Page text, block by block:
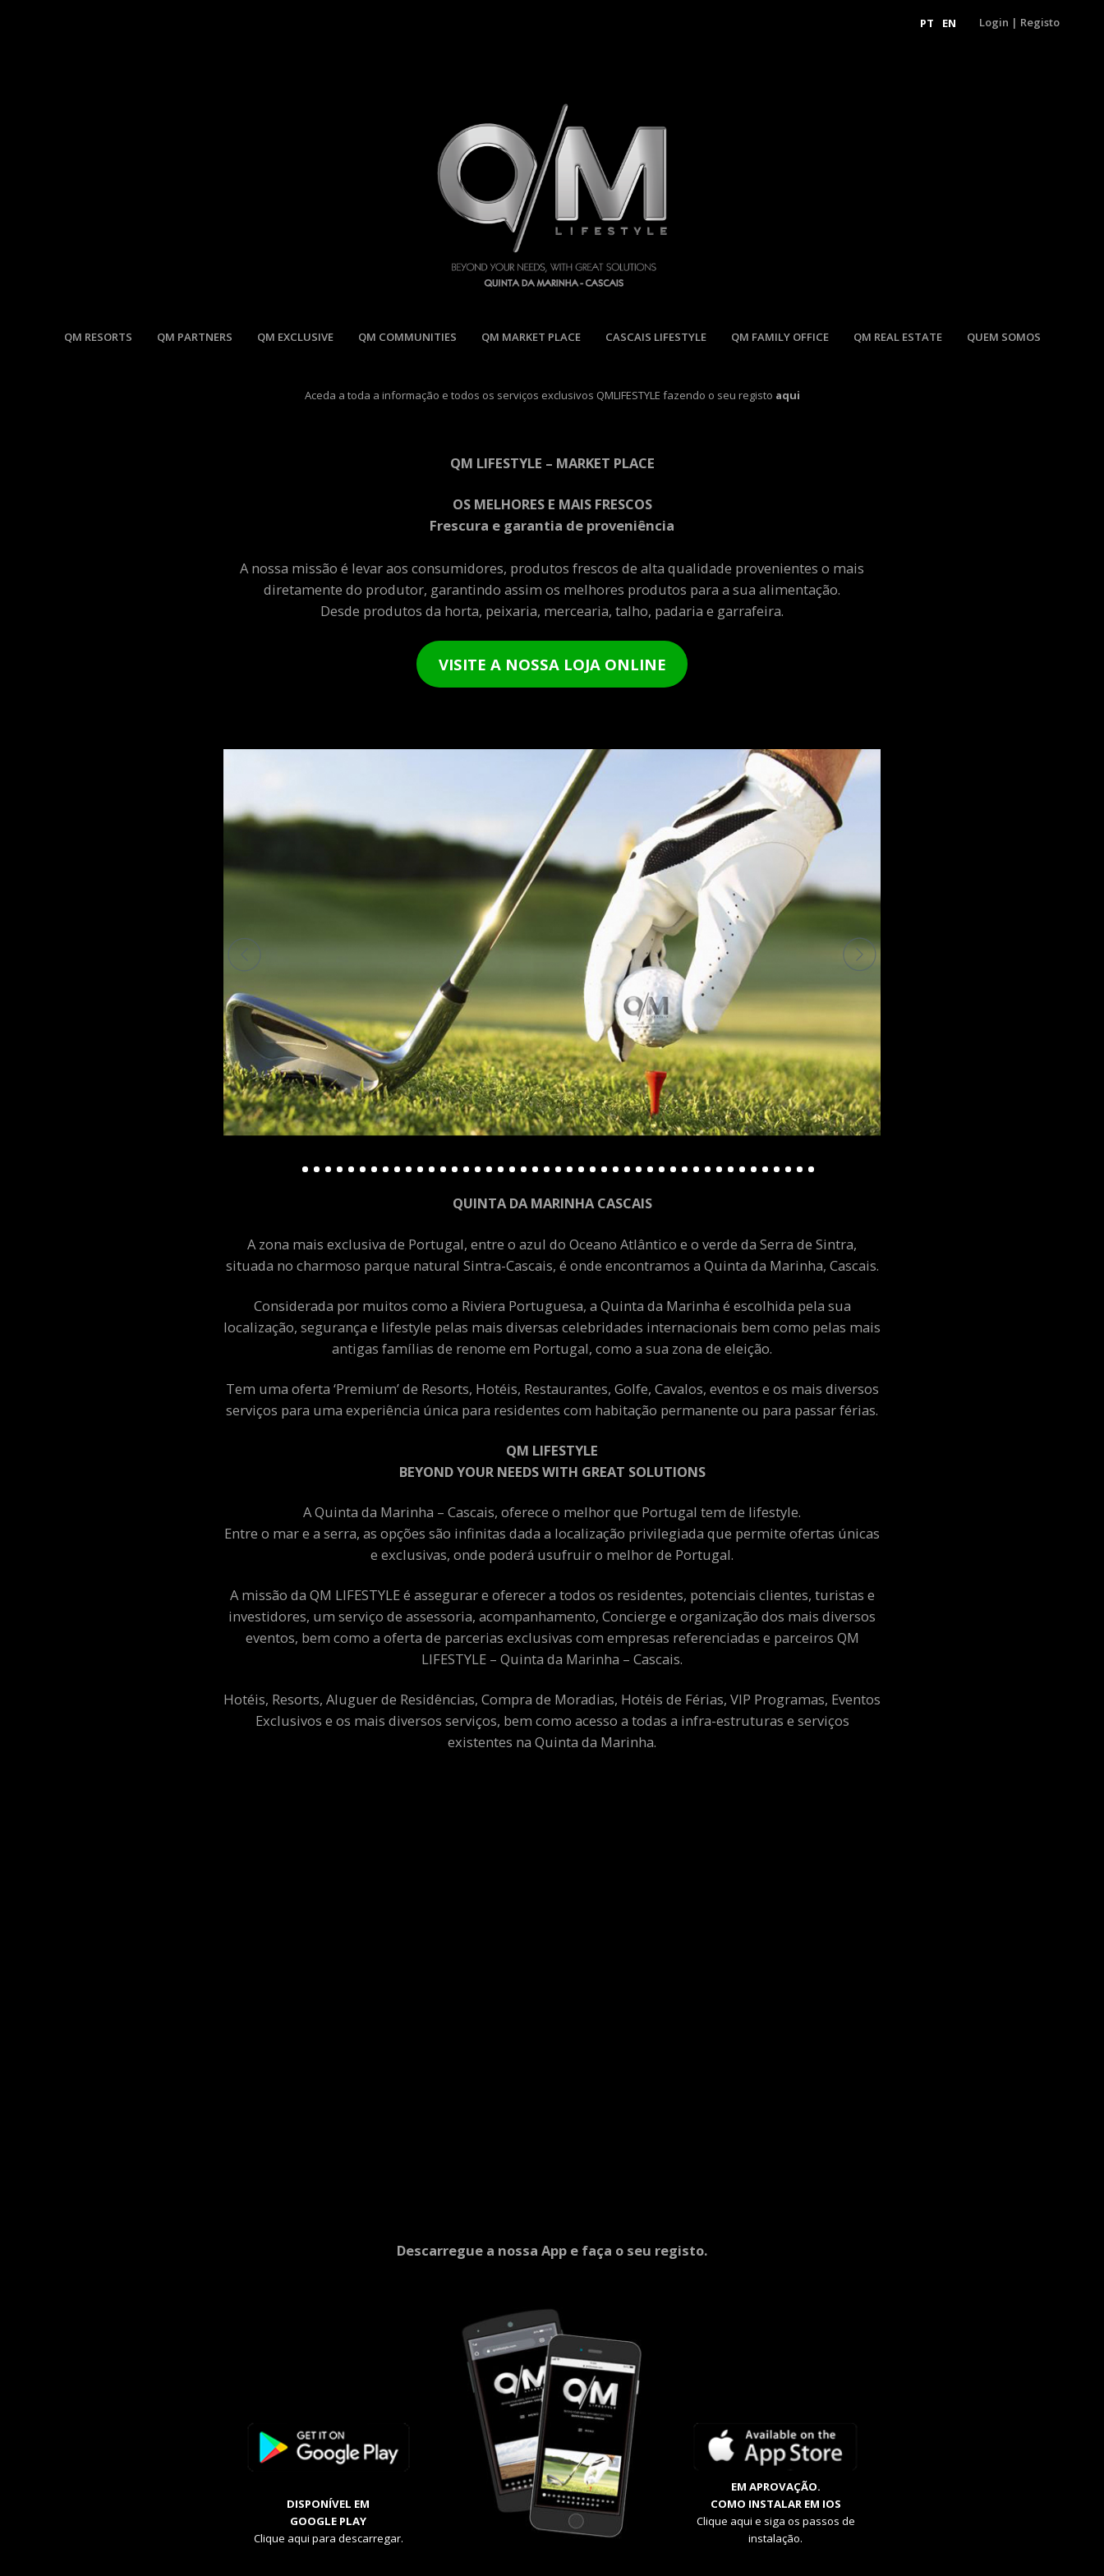
PT EN Login | Registo
QM RESORTS QM PARTNERS QM EXCLUSIVE QM COMMUNITIES QM MARKET PLACE CASCAIS LIFESTYLE QM FAMILY OFFICE QM REAL ESTATE QUEM SOMOS
Aceda a toda a informação e todos os serviços exclusivos QMLIFESTYLE fazendo o seu registo aqui
QM LIFESTYLE – MARKET PLACE
OS MELHORES E MAIS FRESCOS
Frescura e garantia de proveniência
A nossa missão é levar aos consumidores, produtos frescos de alta qualidade provenientes o mais
diretamente do produtor, garantindo assim os melhores produtos para a sua alimentação.
Desde produtos da horta, peixaria, mercearia, talho, padaria e garrafeira.
VISITE A NOSSA LOJA ONLINE
QUINTA DA MARINHA CASCAIS
A zona mais exclusiva de Portugal, entre o azul do Oceano Atlântico e o verde da Serra de Sintra,
situada no charmoso parque natural Sintra-Cascais, é onde encontramos a Quinta da Marinha, Cascais.
Considerada por muitos como a Riviera Portuguesa, a Quinta da Marinha é escolhida pela sua
localização, segurança e lifestyle pelas mais diversas celebridades internacionais bem como pelas mais
antigas famílias de renome em Portugal, como a sua zona de eleição.
Tem uma oferta ‘Premium’ de Resorts, Hotéis, Restaurantes, Golfe, Cavalos, eventos e os mais diversos
serviços para uma experiência única para residentes com habitação permanente ou para passar férias.
QM LIFESTYLE
BEYOND YOUR NEEDS WITH GREAT SOLUTIONS
A Quinta da Marinha – Cascais, oferece o melhor que Portugal tem de lifestyle.
Entre o mar e a serra, as opções são infinitas dada a localização privilegiada que permite ofertas únicas
e exclusivas, onde poderá usufruir o melhor de Portugal.
A missão da QM LIFESTYLE é assegurar e oferecer a todos os residentes, potenciais clientes, turistas e
investidores, um serviço de assessoria, acompanhamento, Concierge e organização dos mais diversos
eventos, bem como a oferta de parcerias exclusivas com empresas referenciadas e parceiros QM
LIFESTYLE – Quinta da Marinha – Cascais.
Hotéis, Resorts, Aluguer de Residências, Compra de Moradias, Hotéis de Férias, VIP Programas, Eventos
Exclusivos e os mais diversos serviços, bem como acesso a todas a infra-estruturas e serviços
existentes na Quinta da Marinha.
Descarregue a nossa App e faça o seu registo.
DISPONÍVEL EM
GOOGLE PLAY
Clique aqui para descarregar.
EM APROVAÇÃO.
COMO INSTALAR EM IOS
Clique aqui e siga os passos de
instalação.